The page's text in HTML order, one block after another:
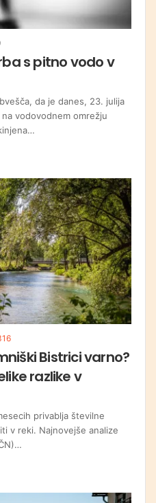
s pitno vodo v
da je danes, 23. julija
vodovodnem omrežju
Bistrici varno?
razlike v
privablja številne
v reki. Najnovejše analize